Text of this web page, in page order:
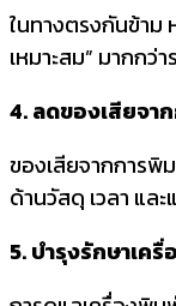
ในทางตรงกันข้าม
เหมาะสม” มากกว่
4. ลดของเสียจา
ของเสียจากการพิ
ด้านวัสดุ เวลา แล
5. บำรุงรักษาเค